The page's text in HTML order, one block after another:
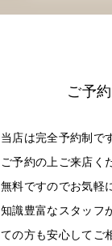
ご予
当店は完全予約制で
ご予約の上ご来店く
無料ですのでお気軽
知識豊富なスタッフ
ての方も安心してご